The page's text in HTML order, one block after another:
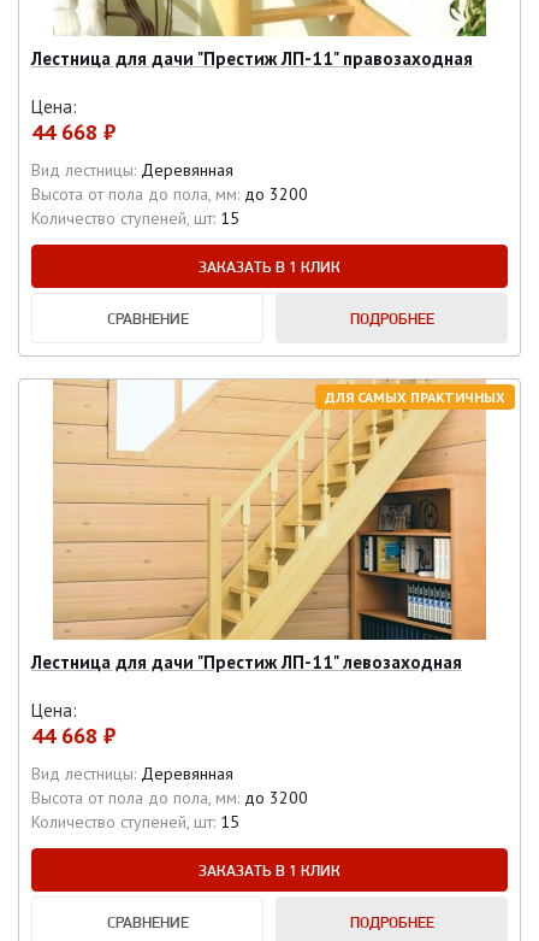
Лестница для дачи "Престиж ЛП-11" правозаходная
Цена:
44 668 ₽
Вид лестницы: Деревянная
Высота от пола до пола, мм: до 3200
Количество ступеней, шт: 15
ЗАКАЗАТЬ В 1 КЛИК
СРАВНЕНИЕ ПОДРОБНЕЕ
ДЛЯ САМЫХ ПРАКТИЧНЫХ
Лестница для дачи "Престиж ЛП-11" левозаходная
Цена:
44 668 ₽
Вид лестницы: Деревянная
Высота от пола до пола, мм: до 3200
Количество ступеней, шт: 15
ЗАКАЗАТЬ В 1 КЛИК
СРАВНЕНИЕ ПОДРОБНЕЕ